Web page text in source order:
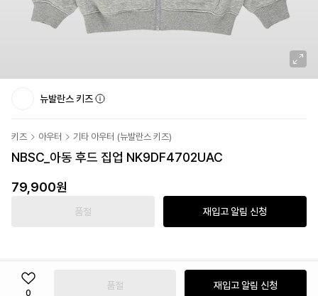
뉴발란스 키즈
키즈 아우터 기타 아우터 (뉴발란스 키즈)
NBSC_아동 후드 집업 NK9DF4702UAC
79,900원
품절 재입고 알림 신청
0
품절 재입고 알림 신청